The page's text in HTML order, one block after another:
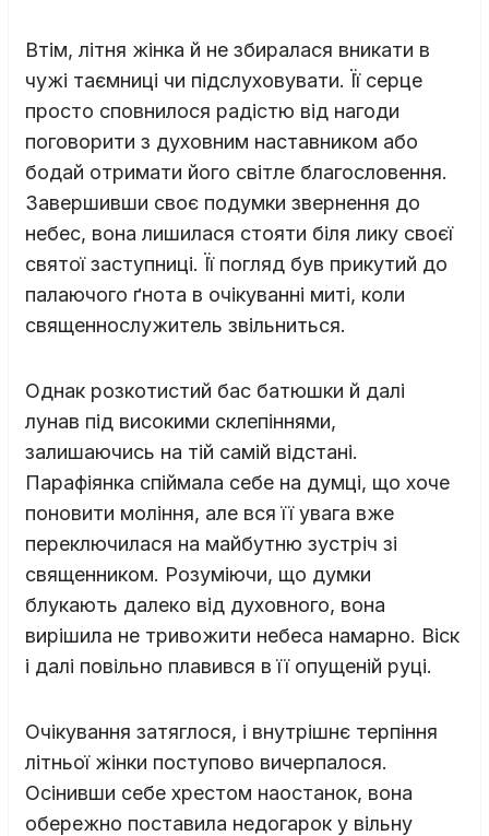
Втім, літня жінка й не збиралася вникати в
чужі таємниці чи підслуховувати. Її серце
просто сповнилося радістю від нагоди
поговорити з духовним наставником або
бодай отримати його світле благословення.
Завершивши своє подумки звернення до
небес, вона лишилася стояти біля лику своєї
святої заступниці. Її погляд був прикутий до
палаючого ґнота в очікуванні миті, коли
священнослужитель звільниться.
Однак розкотистий бас батюшки й далі
лунав під високими склепіннями,
залишаючись на тій самій відстані.
Парафіянка спіймала себе на думці, що хоче
поновити моління, але вся її увага вже
переключилася на майбутню зустріч зі
священником. Розуміючи, що думки
блукають далеко від духовного, вона
вирішила не тривожити небеса намарно. Віск
і далі повільно плавився в її опущеній руці.
Очікування затяглося, і внутрішнє терпіння
літньої жінки поступово вичерпалося.
Осінивши себе хрестом наостанок, вона
обережно поставила недогарок у вільну